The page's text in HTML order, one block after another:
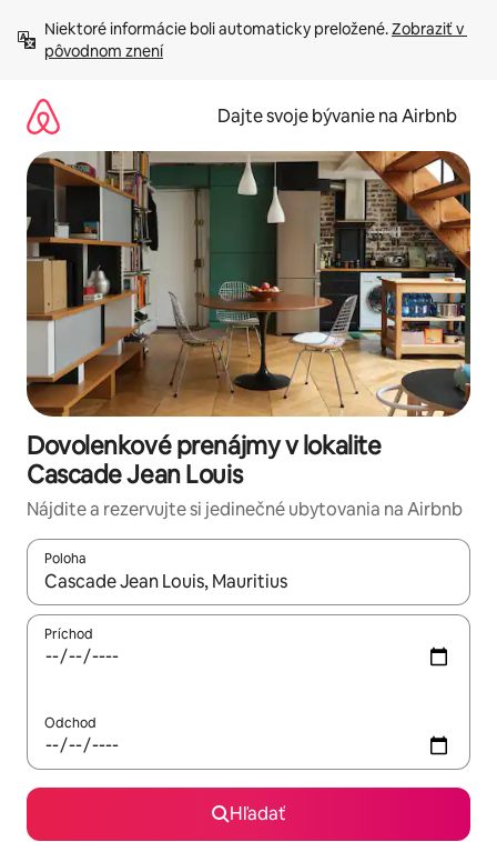
obsah.
Niektoré informácie boli automaticky preložené. Zobraziť v
pôvodnom znení
Dajte svoje bývanie na Airbnb
Dovolenkové prenájmy v lokalite
Cascade Jean Louis
Nájdite a rezervujte si jedinečné ubytovania na Airbnb
Poloha
Keď budú výsledky k dispozícii, môžete si ich prechádzať
Príchod
Odchod
Hľadať